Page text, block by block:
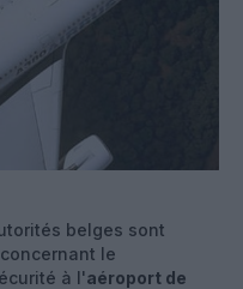
belges sont
le
à l'aéroport de